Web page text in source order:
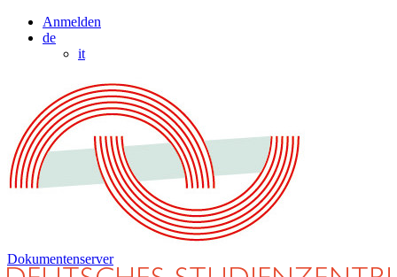
Anmelden
de
it
Dokumentenserver